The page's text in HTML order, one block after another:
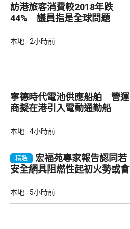
訪港旅客消費較2018年跌
44% 議員指是全球問題
本地 2小時前
寧德時代電池供應船舶 營運
商擬在港引入電動通勤船
本地 4小時前
精選
宏福苑專家報告認同若
安全網具阻燃性起初火勢或會
本地 5小時前